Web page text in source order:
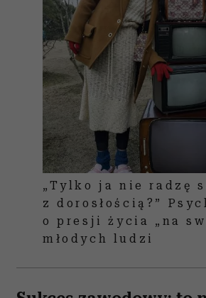
„Tylko ja nie radzę
z dorosłością?”
o presji życia „na
młodych ludzi